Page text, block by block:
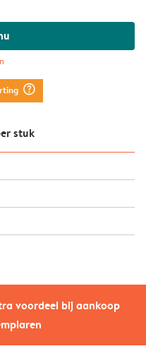
voordeel bij aankoop
question_mark_circle
stuk